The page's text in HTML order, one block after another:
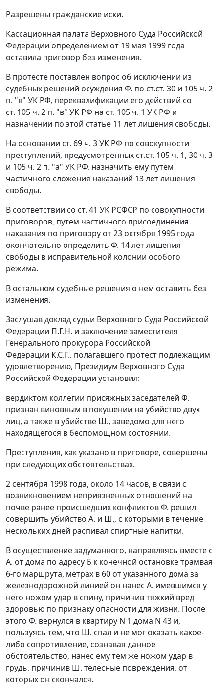
Разрешены гражданские иски.
Кассационная палата Верховного Суда Российской
Федерации определением от 19 мая 1999 года
оставила приговор без изменения.
В протесте поставлен вопрос об исключении из
судебных решений осуждения Ф. по ст.ст. 30 и 105 ч. 2
п. "в" УК РФ, переквалификации его действий со
ст. 105 ч. 2 п. "в" УК РФ на ст. 105 ч. 1 УК РФ и
назначении по этой статье 11 лет лишения свободы.
На основании ст. 69 ч. 3УК РФ по совокупности
преступлений, предусмотренных ст.ст. 105 ч. 1, 30 ч. 3
и 105 ч. 2 п. "а" УК РФ, назначить ему путем
частичного сложения наказаний 13 лет лишения
свободы.
В соответствии со ст. 41 УК РСФСР по совокупности
приговоров, путем частичного присоединения
наказания по приговору от 23 октября 1995 года
окончательно определить Ф. 14 лет лишения
свободы в исправительной колонии особого
режима.
В остальном судебные решения о нем оставить без
изменения.
Заслушав доклад судьи Верховного Суда Российской
Федерации П.Г.Н. и заключение заместителя
Генерального прокурора Российской
Федерации К.С.Г., полагавшего протест подлежащим
удовлетворению, Президиум Верховного Суда
Российской Федерации установил:
вердиктом коллегии присяжных заседателей Ф.
признан виновным в покушении на убийство двух
лиц, а также в убийстве Ш., заведомо для него
находящегося в беспомощном состоянии.
Преступления, как указано в приговоре, совершены
при следующих обстоятельствах.
2 сентября 1998 года, около 14 часов, в связи с
возникновением неприязненных отношений на
почве ранее происшедших конфликтов Ф. решил
совершить убийство А. и Ш., с которыми в течение
нескольких дней распивал спиртные напитки.
В осуществление задуманного, направляясь вместе с
А. от дома по адресу Б к конечной остановке трамвая
6-го маршрута, метрах в 60 от указанного дома за
железнодорожной линией он нанес А. имевшимся у
него ножом удар в спину, причинив тяжкий вред
здоровью по признаку опасности для жизни. После
этого Ф. вернулся в квартиру N 1 дома N 43 и,
пользуясь тем, что Ш. спал и не мог оказать какое-
либо сопротивление, сознавая данное
обстоятельство, нанес ему тем же ножом удар в
грудь, причинив Ш. телесные повреждения, от
которых он скончался.